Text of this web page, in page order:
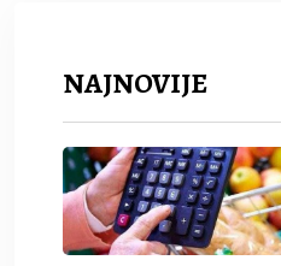
NAJNOVIJE